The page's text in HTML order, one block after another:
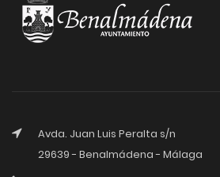
Avda. Juan Luis Peralta s/n
29639 - Benalmádena - Málaga